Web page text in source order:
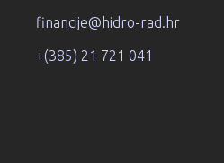
financije@hidro-rad.hr
+(385) 21 721 041